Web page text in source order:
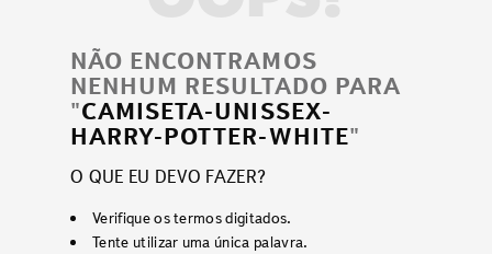
NÃO ENCONTRAMOS
NENHUM RESULTADO PARA
"CAMISETA-UNISSEX-
HARRY-POTTER-WHITE"
O QUE EU DEVO FAZER?
Verifique os termos digitados.
Tente utilizar uma única palavra.